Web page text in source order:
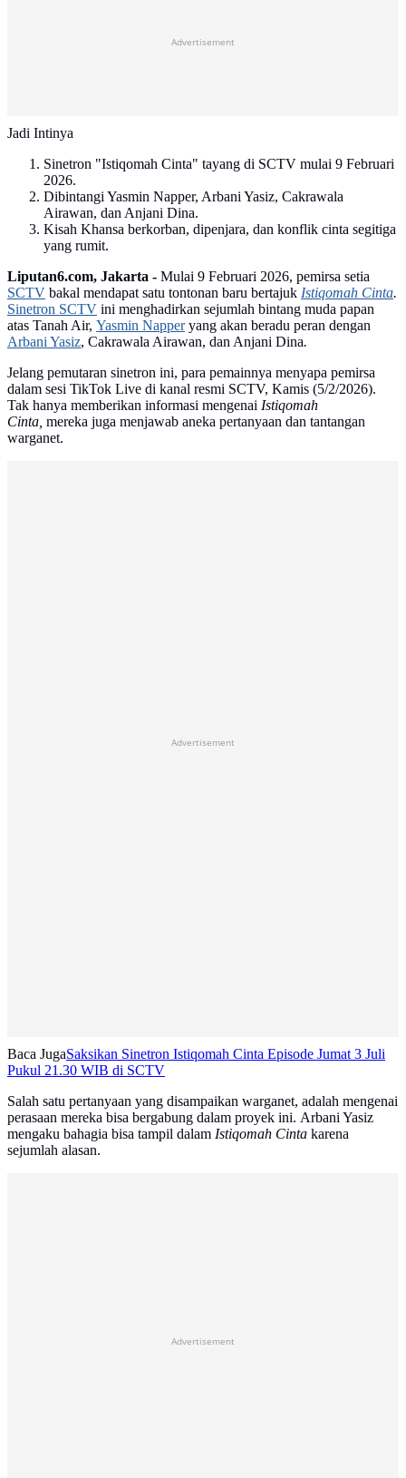
Advertisement
Jadi Intinya
Sinetron "Istiqomah Cinta" tayang di SCTV mulai 9 Februari
2026.
Dibintangi Yasmin Napper, Arbani Yasiz, Cakrawala
Airawan, dan Anjani Dina.
Kisah Khansa berkorban, dipenjara, dan konflik cinta segitiga
yang rumit.
Liputan6.com, Jakarta - Mulai 9 Februari 2026, pemirsa setia
SCTV bakal mendapat satu tontonan baru bertajuk Istiqomah Cinta.
Sinetron SCTV ini menghadirkan sejumlah bintang muda papan
atas Tanah Air, Yasmin Napperyang akan beradu peran dengan
Arbani Yasiz, Cakrawala Airawan, dan Anjani Dina.
Jelang pemutaran sinetron ini, para pemainnya menyapa pemirsa
dalam sesi TikTok Live di kanal resmi SCTV, Kamis (5/2/2026).
Tak hanya memberikan informasi mengenai Istiqomah
Cinta, mereka juga menjawab aneka pertanyaan dan tantangan
warganet.
Advertisement
Baca JugaSaksikan Sinetron Istiqomah Cinta Episode Jumat 3 Juli
Pukul 21.30 WIB di SCTV
Salah satu pertanyaan yang disampaikan warganet, adalah mengenai
perasaan mereka bisa bergabung dalam proyek ini. Arbani Yasiz
mengaku bahagia bisa tampil dalam Istiqomah Cinta karena
sejumlah alasan.
Advertisement